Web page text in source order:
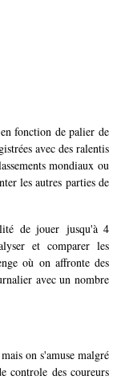
fonction de palier de
avec des ralentis
mondiaux ou
les autres parties de
de jouer jusqu'à 4
et comparer les
où on affronte des
avec un nombre
on s'amuse malgré
controle des coureurs